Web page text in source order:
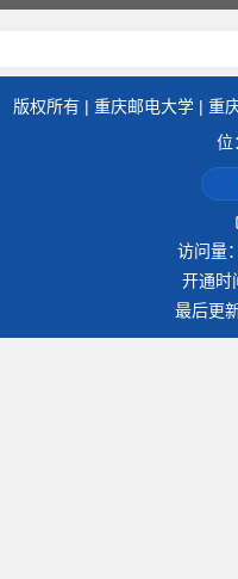
版权所有 | 重庆邮电大学 | 重
位
访问量：
开通时
最后更